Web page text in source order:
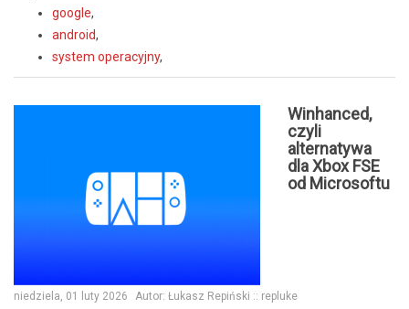
google,
android,
system operacyjny,
Winhanced,
czyli
alternatywa
dla Xbox FSE
od Microsoftu
niedziela, 01 luty 2026 Autor: Łukasz Repiński :: repluke